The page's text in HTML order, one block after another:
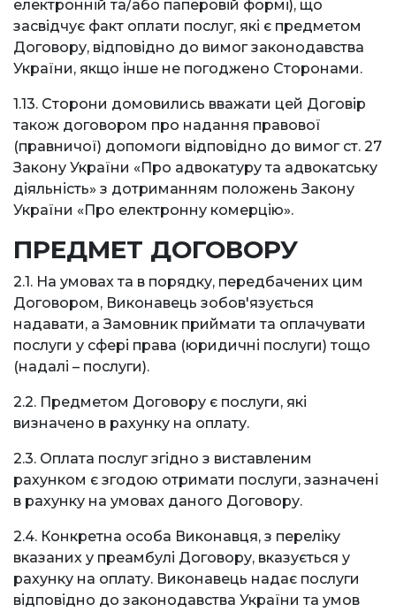
електронній та/або паперовій формі), що
засвідчує факт оплати послуг, які є предметом
Договору, відповідно до вимог законодавства
України, якщо інше не погоджено Сторонами.
1.13. Сторони домовились вважати цей Договір
також договором про надання правової
(правничої) допомоги відповідно до вимог ст. 27
Закону України «Про адвокатуру та адвокатську
діяльність» з дотриманням положень Закону
України «Про електронну комерцію».
ПРЕДМЕТ ДОГОВОРУ
2.1. На умовах та в порядку, передбачених цим
Договором, Виконавець зобов'язується
надавати, а Замовник приймати та оплачувати
послуги у сфері права (юридичні послуги) тощо
(надалі – послуги).
2.2. Предметом Договору є послуги, які
визначено в рахунку на оплату.
2.3. Оплата послуг згідно з виставленим
рахунком є згодою отримати послуги, зазначені
в рахунку на умовах даного Договору.
2.4. Конкретна особа Виконавця, з переліку
вказаних у преамбулі Договору, вказується у
рахунку на оплату. Виконавець надає послуги
відповідно до законодавства України та умов